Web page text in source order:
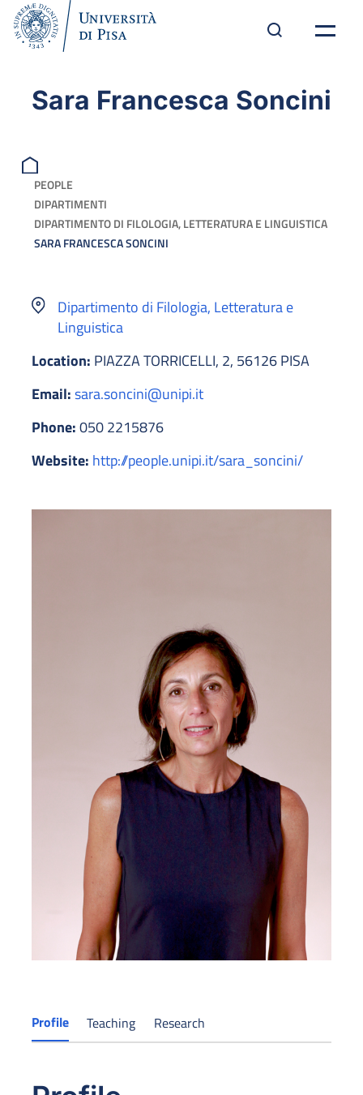
Sara Francesca Soncini
PEOPLE
DIPARTIMENTI
DIPARTIMENTO DI FILOLOGIA, LETTERATURA E LINGUISTICA
SARA FRANCESCA SONCINI
Dipartimento di Filologia, Letteratura e
Linguistica
Location: PIAZZA TORRICELLI, 2, 56126 PISA
Email:sara.soncini@unipi.it
Phone:050 2215876
Website: http://people.unipi.it/sara_soncini/
Profile Teaching Research